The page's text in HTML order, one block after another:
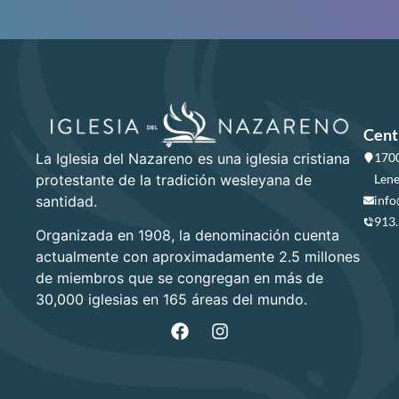
La Iglesia del Nazareno es una iglesia cristiana
protestante de la tradición wesleyana de
santidad.
Organizada en 1908, la denominación cuenta
actualmente con aproximadamente 2.5 millones
de miembros que se congregan en más de
30,000 iglesias en 165 áreas del mundo.